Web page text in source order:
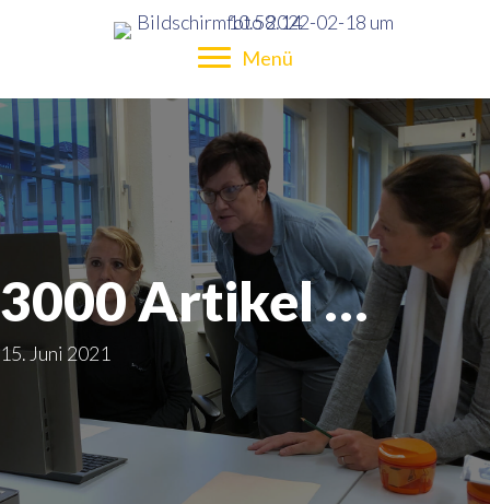
Menü
3000 Artikel …
15. Juni 2021